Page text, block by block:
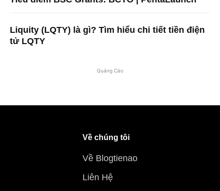
Liquity (LQTY) là gì? Tìm hiểu chi tiết tiền điện
tử LQTY
Quảng Cáo
Về chúng tôi
Về Blogtienao
Liên Hệ